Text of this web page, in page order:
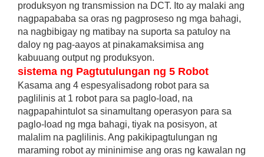
produksyon ng transmission na DCT. Ito ay malaki ang
nagpapababa sa oras ng pagproseso ng mga bahagi,
na nagbibigay ng matibay na suporta sa patuloy na
daloy ng pag-aayos at pinakamaksimisa ang
kabuuang output ng produksyon.
sistema ng Pagtutulungan ng 5 Robot
Kasama ang 4 espesyalisadong robot para sa
paglilinis at 1 robot para sa paglo-load, na
nagpapahintulot sa sinamultang operasyon para sa
paglo-load ng mga bahagi, tiyak na posisyon, at
malalim na paglilinis. Ang pakikipagtulungan ng
maraming robot ay mininimise ang oras ng kawalan ng